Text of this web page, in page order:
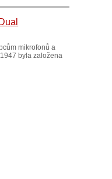
mikrofonů a
byla založena